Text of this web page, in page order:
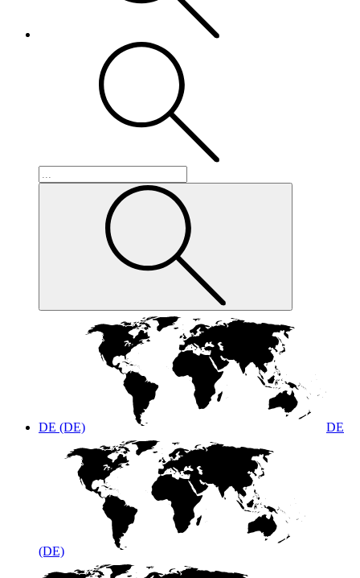
DE (DE) DE
(DE)